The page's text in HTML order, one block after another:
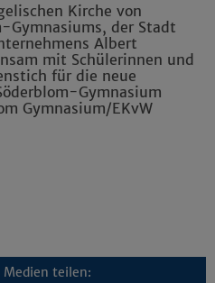
Kirche von
Gymnasiums, der Stadt
Albert
mit Schülerinnen und
für die neue
Gymnasium
Gymnasium/EKvW
Medien teilen: